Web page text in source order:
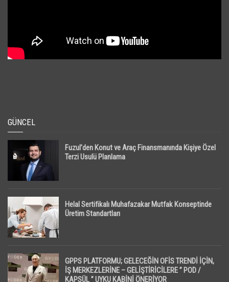
GÜNCEL
Fuzul’den Konut ve Araç Finansmanında Kişiye Özel
Terzi Usulü Planlama
Helal Sertifikalı Muhafazakar Mutfak Konseptinde
Üretim Standartları
GPPS PLATFORMU; GELECEĞİN OFİS TRENDİ İÇİN,
İŞ MERKEZLERİNE – GELİŞTİRİCİLERE ” POD /
KAPSÜL ” UYKU KABİNİ ÖNERİYOR